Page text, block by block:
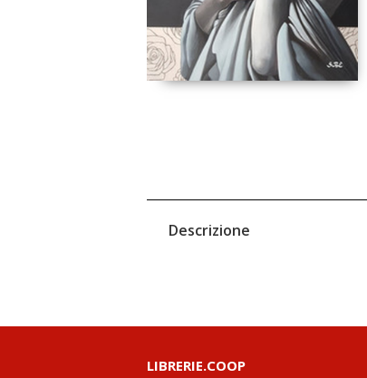
Descrizione
LIBRERIE.COOP